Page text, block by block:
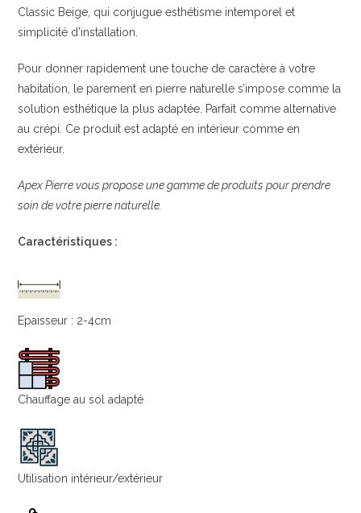
Classic Beige, qui conjugue esthétisme intemporel et
simplicité d’installation.
Pour donner rapidement une touche de caractère à votre
habitation, le parement en pierre naturelle s’impose comme la
solution esthétique la plus adaptée. Parfait comme alternative
au crépi. Ce produit est adapté en intérieur comme en
extérieur.
Apex Pierre vous propose une gamme de produits pour prendre
soin de votre pierre naturelle.
Caractéristiques :
Epaisseur : 2-4cm
Chauffage au sol adapté
Utilisation intérieur/extérieur